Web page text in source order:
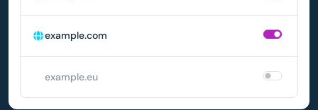
example.com
example.eu